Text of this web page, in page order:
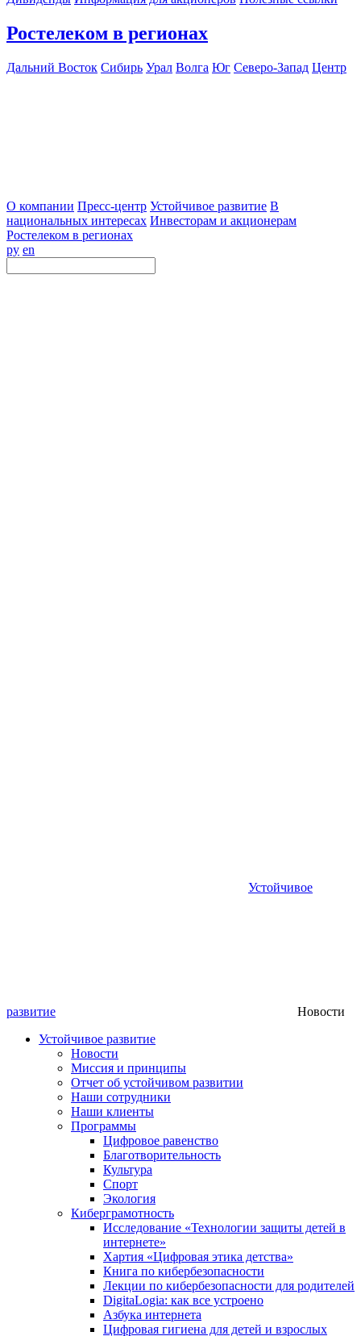
Ростелеком в регионах
Дальний Восток Сибирь Урал Волга Юг Северо-Запад Центр
О компании Пресс-центр Устойчивое развитие В
национальных интересах Инвесторам и акционерам
Ростелеком в регионах
ру en
Устойчивое
развитие
Новости
Устойчивое развитие
Новости
Миссия и принципы
Отчет об устойчивом развитии
Наши сотрудники
Наши клиенты
Программы
Цифровое равенство
Благотворительность
Культура
Спорт
Экология
Киберграмотность
Исследование «Технологии защиты детей в
интернете»
Хартия «Цифровая этика детства»
Книга по кибербезопасности
Лекции по кибербезопасности для родителей
DigitaLogia: как все устроено
Азбука интернета
Цифровая гигиена для детей и взрослых